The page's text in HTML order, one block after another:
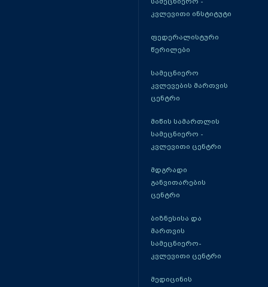
კვლევითი ინსტიტუტი
ფედერალისტური
წერილები
სამეცნიერო
კვლევების მართვის
ცენტრი
მიწის სამართლის
სამეცნიერო -
კვლევითი ცენტრი
მდგრადი
განვითარების
ცენტრი
ბიზნესისა და
მართვის
სამეცნიერო-
კვლევითი ცენტრი
მედიცინის